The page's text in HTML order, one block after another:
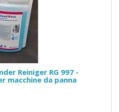
Reiniger RG 997 -
macchine da panna